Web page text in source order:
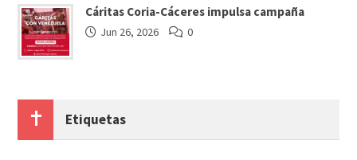
Cáritas Coria-Cáceres impulsa campaña
Jun 26, 2026 0
Etiquetas